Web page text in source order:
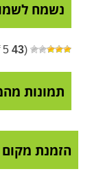
נשמח
(
43
תמונות
הזמנת